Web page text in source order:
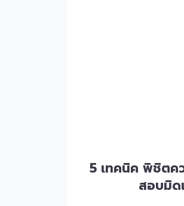
5 เทคนิค พิชิตค
สอบมิด